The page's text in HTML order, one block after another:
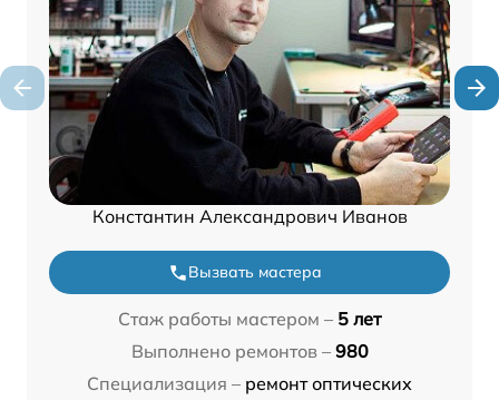
Константин Александрович Иванов
Вызвать мастера
Стаж работы мастером – 5 лет
Выполнено ремонтов – 980
Специализация – ремонт оптических